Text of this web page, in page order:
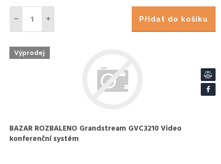
Přidat do košíku
BAZAR ROZBALENO Grandstream GVC3210 Video
konferenční systém
Výprodej